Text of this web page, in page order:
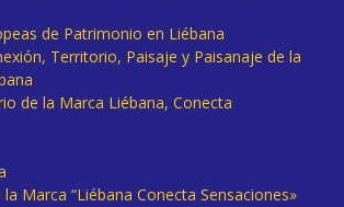
de Patrimonio en Liébana
Territorio, Paisaje y Paisanaje de la
de la Marca Liébana, Conecta
Marca “Liébana Conecta Sensaciones»